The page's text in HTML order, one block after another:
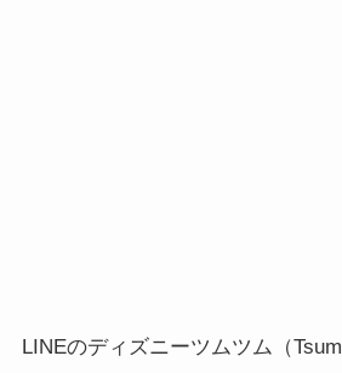
LINEのディズニーツムツム（Tsum